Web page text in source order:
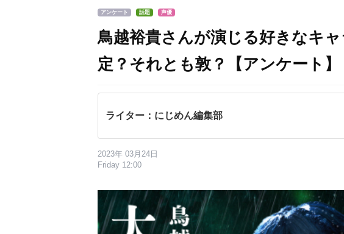
アンケート 話題 声優
鳥越裕貴さんが演じる好きなキ
定？それとも敦？【アンケート】
ライター：にじめん編集部
2023年 03月24日
Friday 12:00